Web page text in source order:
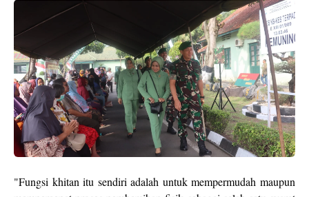
"Fungsi khitan itu sendiri adalah untuk mempermudah maupun